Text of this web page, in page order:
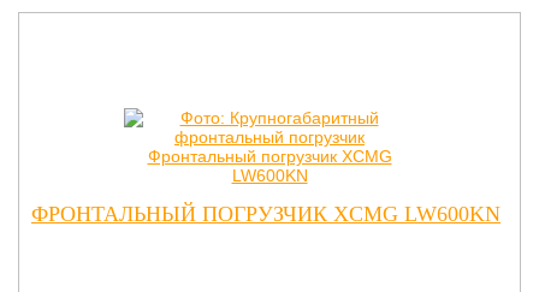
ФРОНТАЛЬНЫЙ ПОГРУЗЧИК XCMG LW600KN